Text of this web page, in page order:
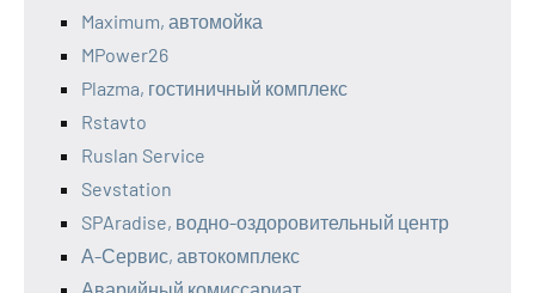
Maximum, автомойка
MPower26
Plazma, гостиничный комплекс
Rstavto
Ruslan Service
Sevstation
SPAradise, водно-оздоровительный центр
А-Сервис, автокомплекс